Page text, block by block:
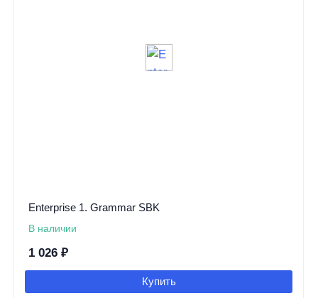
Enterprise 1. Grammar SBK
В наличии
1 026 ₽
Купить